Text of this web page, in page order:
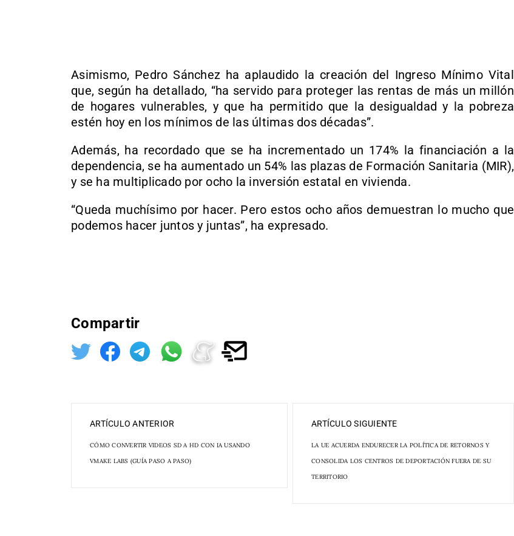
Asimismo, Pedro Sánchez ha aplaudido la creación del Ingreso Mínimo Vital
que, según ha detallado, “ha servido para proteger las rentas de más un millón
de hogares vulnerables, y que ha permitido que la desigualdad y la pobreza
estén hoy en los mínimos de las últimas dos décadas”.
Además, ha recordado que se ha incrementado un 174% la financiación a la
dependencia, se ha aumentado un 54% las plazas de Formación Sanitaria (MIR),
y se ha multiplicado por ocho la inversión estatal en vivienda.
“Queda muchísimo por hacer. Pero estos ocho años demuestran lo mucho que
podemos hacer juntos y juntas”, ha expresado.
Compartir
ARTÍCULO ANTERIOR
CÓMO CONVERTIR VIDEOS SD A HD CON IA USANDO
VMAKE LABS (GUÍA PASO A PASO)
ARTÍCULO SIGUIENTE
LA UE ACUERDA ENDURECER LA POLÍTICA DE RETORNOS Y
CONSOLIDA LOS CENTROS DE DEPORTACIÓN FUERA DE SU
TERRITORIO